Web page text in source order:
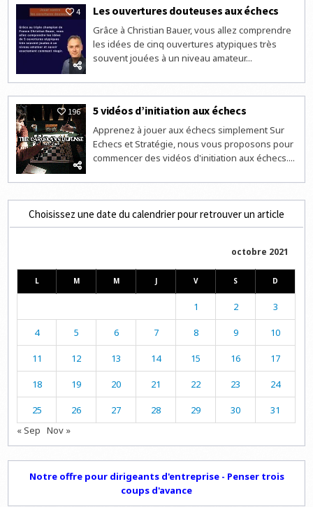
4 Les ouvertures douteuses aux échecs
Grâce à Christian Bauer, vous allez comprendre
les idées de cinq ouvertures atypiques très
souvent jouées à un niveau amateur...
196 5 vidéos d’initiation aux échecs
Apprenez à jouer aux échecs simplement Sur
Echecs et Stratégie, nous vous proposons pour
commencer des vidéos d'initiation aux échecs....
Choisissez une date du calendrier pour retrouver un article
octobre 2021
L M M J V S D
1 2 3
4 5 6 7 8 9 10
11 12 13 14 15 16 17
18 19 20 21 22 23 24
25 26 27 28 29 30
31
« Sep Nov »
Notre offre pour dirigeants d'entreprise - Penser trois
coups d'avance